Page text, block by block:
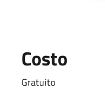
Costo
Gratuito